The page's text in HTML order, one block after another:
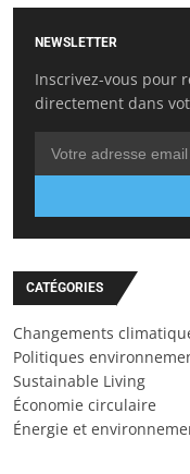
NEWSLETTER
Inscrivez-vous pour
directement dans
CATÉGORIES
Changements
Politiques
Sustainable Living
Économie circulaire
Énergie et